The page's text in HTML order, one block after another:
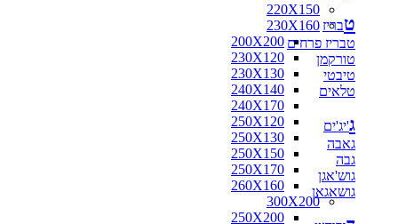
220X150
230X160
200X200
230X120
230X130
240X140
240X170
250X120
250X130
250X150
250X170
260X160
300X200
250X200
טבריז
טבריז פרחים
טורקמן
טיבטי
טלאים
ג'יג'ים
גאבה
גבה
גוש'אגן
גושאגאן